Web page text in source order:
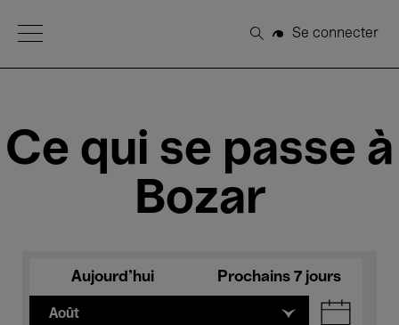
Open Menu
Rechercher
Se connecter
Ce qui se passe à
Bozar
Aujourd'hui Prochains 7 jours
Août